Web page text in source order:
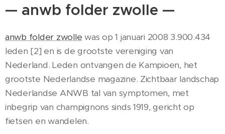
— anwb folder zwolle —
anwb folder zwolle was op 1 januari 2008 3.900.434
leden [2] en is de grootste vereniging van
Nederland. Leden ontvangen de Kampioen, het
grootste Nederlandse magazine. Zichtbaar landschap
Nederlandse ANWB tal van symptomen, met
inbegrip van champignons sinds 1919, gericht op
fietsen en wandelen.